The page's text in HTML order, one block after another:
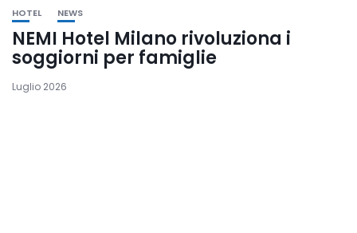
HOTEL NEWS
NEMI Hotel Milano rivoluziona i
soggiorni per famiglie
Luglio 2026